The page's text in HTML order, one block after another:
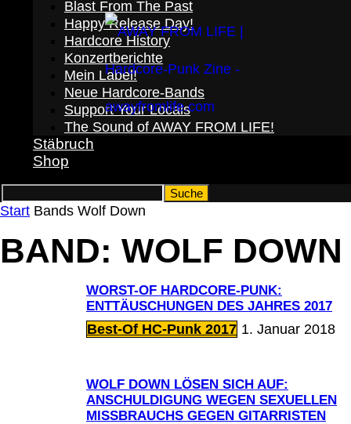
Blast From The Past
Happy Release Day!
Hardcore History
Konzertberichte
Mein Label!
Neue Hardcore-Bands
Support Your Locals
The Sound of AWAY FROM LIFE!
Stäbruch
Shop
Start Bands Wolf Down
BAND: WOLF DOWN
WORST-OF HARDCORE-PUNK:
ENTTÄUSCHUNGEN DES JAHRES 2017
Best-Of HC-Punk 2017 1. Januar 2018
WOLF DOWN LÖSEN SICH AUF:
ANSCHULDIGUNG WEGEN SEXUELLEN
MISSBRAUCHS GEGEN GITARRISTEN